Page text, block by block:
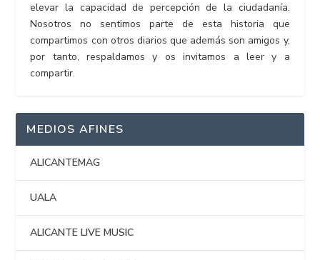
elevar la capacidad de percepción de la ciudadanía.
Nosotros no sentimos parte de esta historia que
compartimos con otros diarios que además son amigos y,
por tanto, respaldamos y os invitamos a leer y a
compartir.
MEDIOS AFINES
ALICANTEMAG
UALA
ALICANTE LIVE MUSIC